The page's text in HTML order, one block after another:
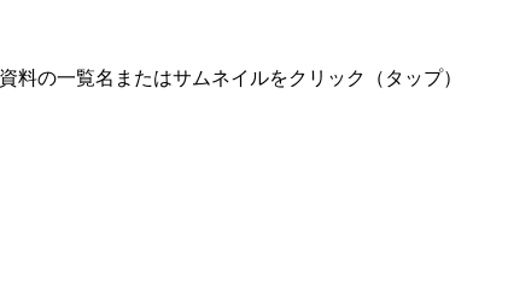
の一覧名またはサムネイルをクリック（タップ）